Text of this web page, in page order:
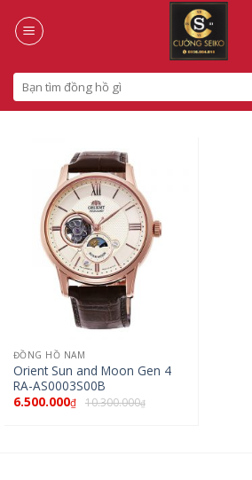
Search
for:
ĐỒNG HỒ NAM
Orient Sun and Moon Gen 4
RA-AS0003S00B
6.500.000₫ 10.300.000₫